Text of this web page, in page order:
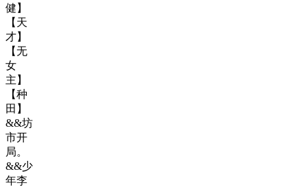
健】
【天
才】
【无
女
主】
【种
田】
&&坊
市开
局。
&&少
年李